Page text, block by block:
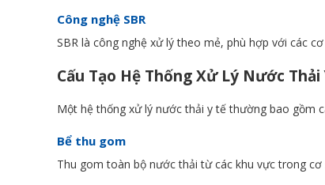
Công nghệ SBR
SBR là công nghệ xử lý theo mẻ, phù hợp với các
Cấu Tạo Hệ Thống Xử Lý Nước Thải
Một hệ thống xử lý nước thải y tế thường bao gồm
Bể thu gom
Thu gom toàn bộ nước thải từ các khu vực trong cơ